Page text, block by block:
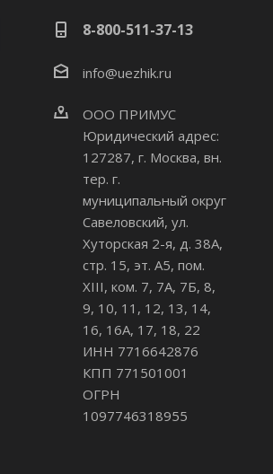
8-800-511-37-13
info@uezhik.ru
ООО ПРИМУС
Юридический адрес:
127287, г. Москва, вн.
тер. г.
муниципальный округ
Савеловский, ул.
Хуторская 2-я, д. 38А,
стр. 15, эт. А5, пом.
XIII, ком. 7, 7А, 7Б, 8,
9, 10, 11, 12, 13, 14,
16, 16А, 17, 18, 22
ИНН 7716642876
КПП 771501001
ОГРН
1097746318955